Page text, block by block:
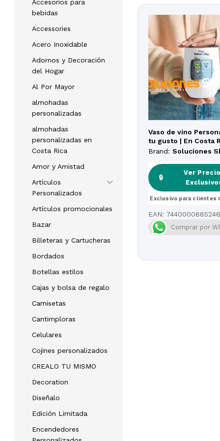
Vaso de vino
tu gusto | En Costa
Brand: Soluciones
🔒
Ver
Exclusivo para clientes
EAN: 7440000885246
🔒
Ver
Exclusivo para clientes
Comprar por
Accesorios para
bebidas
Accessories
Acero Inoxidable
Adornos y Decoración
del Hogar
Al Por Mayor
almohadas
personalizadas
almohadas
personalizadas en
Costa Rica
Amor y Amistad
Artículos
Personalizados
Artículos promocionales
Bazar
Billeteras y Cartucheras
Bordados
Botellas estilos
Cajas y bolsa de regalo
Camisetas
Cantimploras
Celulares
Cojines personalizados
CREALO TU MISMO
Decoration
Diseñalo
Edición Limitada
Encendedores